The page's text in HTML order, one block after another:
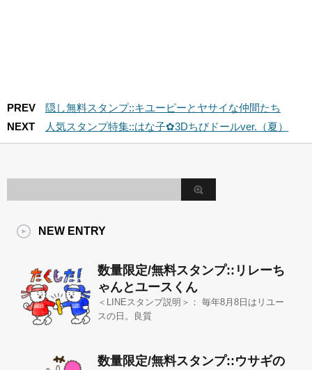
PREV
隠し無料スタンプ::キユーピーとヤサイな仲間たち
NEXT
人気スタンプ特集::はな子✿3Dちびドールver.（夏）
NEW ENTRY
数量限定/無料スタンプ::リレーち
ゃんとユースくん
＜LINEスタンプ説明＞： 毎年8月8日はリユー
スの日。良質
数量限定/無料スタンプ::ウサギの